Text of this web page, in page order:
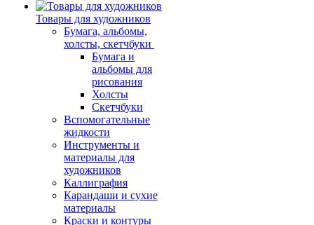
Товары для художников
Бумага, альбомы,
холсты, скетчбуки
Бумага и
альбомы для
рисования
Холсты
Скетчбуки
Вспомогательные
жидкости
Инструменты и
материалы для
художников
Каллиграфия
Карандаши и сухие
материалы
Краски и контуры